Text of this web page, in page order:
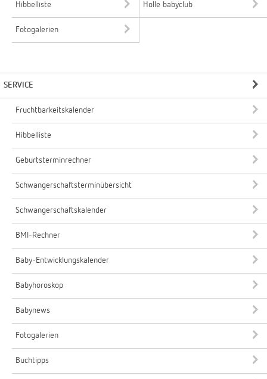
Hibbelliste Holle babyclub
Fotogalerien
SERVICE
Fruchtbarkeitskalender
Hibbelliste
Geburtsterminrechner
Schwangerschaftsterminübersicht
Schwangerschaftskalender
BMI-Rechner
Baby-Entwicklungskalender
Babyhoroskop
Babynews
Fotogalerien
Buchtipps